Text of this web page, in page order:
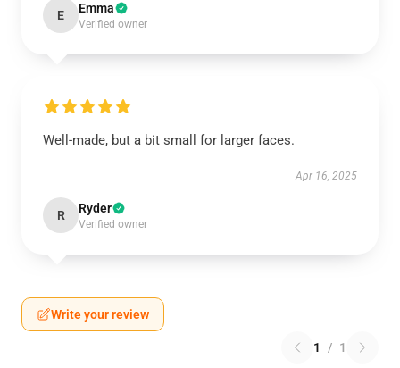
E Emma
Verified owner
Well-made, but a bit small for larger faces.
Apr 16, 2025
R Ryder
Verified owner
Write your review
1 / 1